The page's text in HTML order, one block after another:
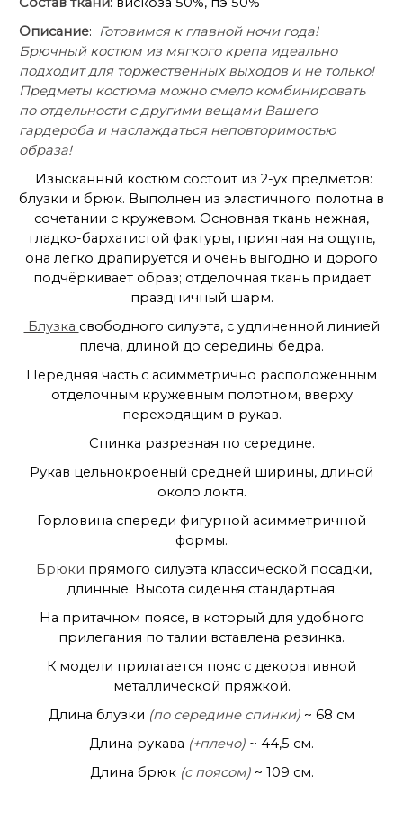
Описание: Готовимся к главной ночи года!
Брючный костюм из мягкого крепа идеально
подходит для торжественных выходов и не только!
Предметы костюма можно смело комбинировать
по отдельности с другими вещами Вашего
гардероба и наслаждаться неповторимостью
образа!
Изысканный костюм состоит из 2-ух предметов:
блузки и брюк. Выполнен из эластичного полотна в
сочетании с кружевом. Основная ткань нежная,
гладко-бархатистой фактуры, приятная на ощупь,
она легко драпируется и очень выгодно и дорого
подчёркивает образ; отделочная ткань придает
праздничный шарм.
Блузка свободного силуэта, с удлиненной линией
плеча, длиной до середины бедра.
Передняя часть с асимметрично расположенным
отделочным кружевным полотном, вверху
переходящим в рукав.
Спинка разрезная по середине.
Рукав цельнокроеный средней ширины, длиной
около локтя.
Горловина спереди фигурной асимметричной
формы.
Брюки прямого силуэта классической посадки,
длинные. Высота сиденья стандартная.
На притачном поясе, в который для удобного
прилегания по талии вставлена резинка.
К модели прилагается пояс с декоративной
металлической пряжкой.
Длина блузки (по середине спинки) ~ 68 см
Длина рукава (+плечо) ~ 44,5 см.
Длина брюк (с поясом)~ 109 см.